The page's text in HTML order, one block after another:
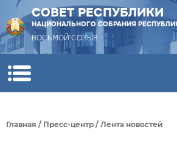
СОВЕТ РЕСПУБЛИКИ
НАЦИОНАЛЬНОГО СОБРАНИЯ
ВОСЬМОЙ СОЗЫВ
Главная / Пресс-центр / Лента новостей